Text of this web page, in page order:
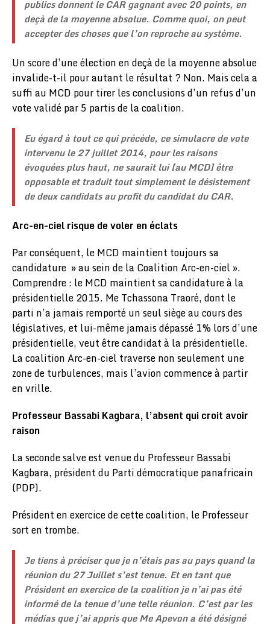
publics donnent le CAR gagnant avec 20 points, en
deçà de la moyenne absolue. Comme quoi, on peut
accepter des choses que l’on reproche au système.
Un score d’une élection en deçà de la moyenne absolue
invalide-t-il pour autant le résultat ? Non. Mais cela a
suffi au MCD pour tirer les conclusions d’un refus d’un
vote validé par 5 partis de la coalition.
Eu égard à tout ce qui précède, ce simulacre de vote
intervenu le 27 juillet 2014, pour les raisons
évoquées plus haut, ne saurait lui [au MCD] être
opposable et traduit tout simplement le désistement
de deux candidats au profit du candidat du CAR.
Arc-en-ciel risque de voler en éclats
Par conséquent, le MCD maintient toujours sa
candidature » au sein de la Coalition Arc-en-ciel ».
Comprendre : le MCD maintient sa candidature à la
présidentielle 2015. Me Tchassona Traoré, dont le
parti n’a jamais remporté un seul siège au cours des
législatives, et lui-même jamais dépassé 1% lors d’une
présidentielle, veut être candidat à la présidentielle.
La coalition Arc-en-ciel traverse non seulement une
zone de turbulences, mais l’avion commence à partir
en vrille.
Professeur Bassabi Kagbara, l’absent qui croit avoir
raison
La seconde salve est venue du Professeur Bassabi
Kagbara, président du Parti démocratique panafricain
(PDP).
Président en exercice de cette coalition, le Professeur
sort en trombe.
Je tiens à préciser que je n’étais pas au pays quand la
réunion du 27 Juillet s’est tenue. Et en tant que
Président en exercice de la coalition je n’ai pas été
informé de la tenue d’une telle réunion. C’est par les
médias que j’ai appris que Me Apevon a été désigné